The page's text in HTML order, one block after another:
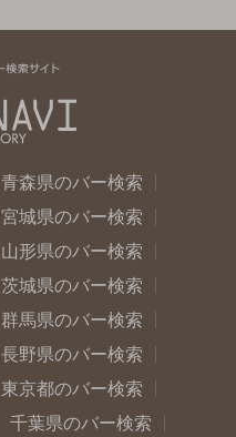
青森県のバー検索
宮城県のバー検索
山形県のバー検索
茨城県のバー検索
群馬県のバー検索
長野県のバー検索
東京都のバー検索
千葉県のバー検索